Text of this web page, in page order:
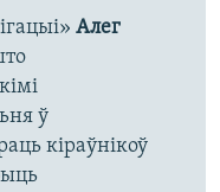
Алег
ў
кіраўнікоў